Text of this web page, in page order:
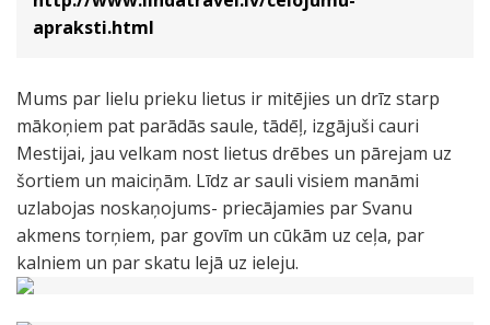
apraksti.html
Mums par lielu prieku lietus ir mitējies un drīz starp
mākoņiem pat parādās saule, tādēļ, izgājuši cauri
Mestijai, jau velkam nost lietus drēbes un pārejam uz
šortiem un maiciņām. Līdz ar sauli visiem manāmi
uzlabojas noskaņojums- priecājamies par Svanu
akmens torņiem, par govīm un cūkām uz ceļa, par
kalniem un par skatu lejā uz ieleju.